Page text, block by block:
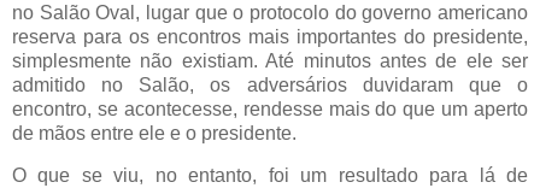
no Salão Oval, lugar que o protocolo do governo americano
reserva para os encontros mais importantes do presidente,
simplesmente não existiam. Até minutos antes de ele ser
admitido no Salão, os adversários duvidaram que o
encontro, se acontecesse, rendesse mais do que um aperto
de mãos entre ele e o presidente.
O que se viu, no entanto, foi um resultado para lá de